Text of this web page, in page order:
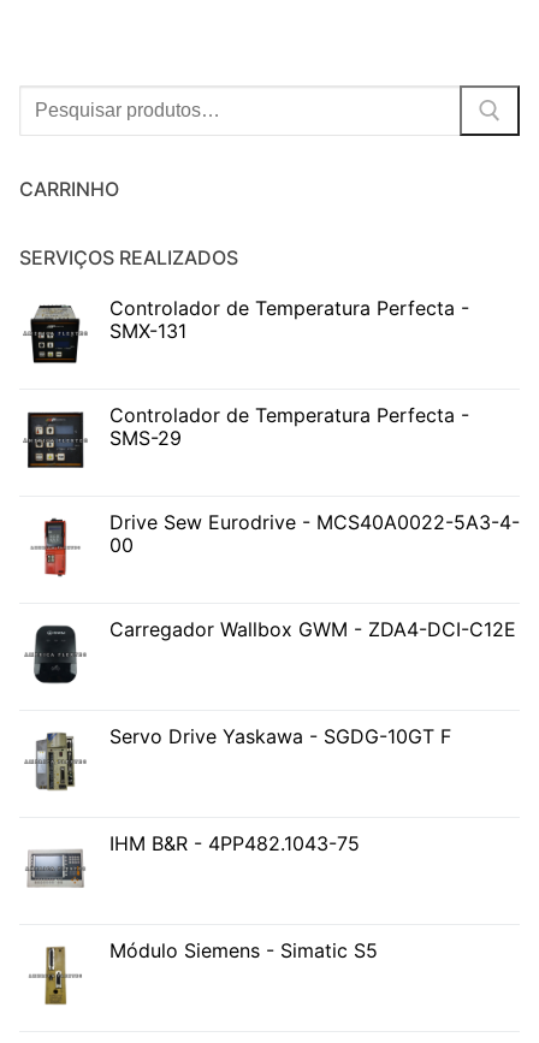
Procurar:
CARRINHO
SERVIÇOS REALIZADOS
Controlador de Temperatura Perfecta -
SMX-131
Controlador de Temperatura Perfecta -
SMS-29
Drive Sew Eurodrive - MCS40A0022-5A3-4-
00
Carregador Wallbox GWM - ZDA4-DCI-C12E
Servo Drive Yaskawa - SGDG-10GT F
IHM B&R - 4PP482.1043-75
Módulo Siemens - Simatic S5